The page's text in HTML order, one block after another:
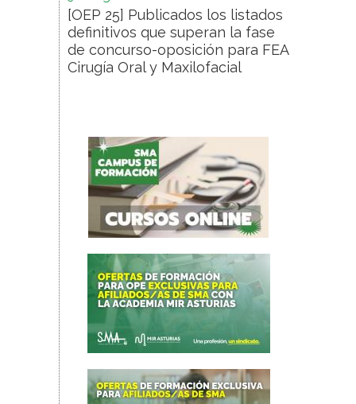
[OEP 25] Publicados los listados
definitivos que superan la fase
de concurso-oposición para FEA
Cirugía Oral y Maxilofacial